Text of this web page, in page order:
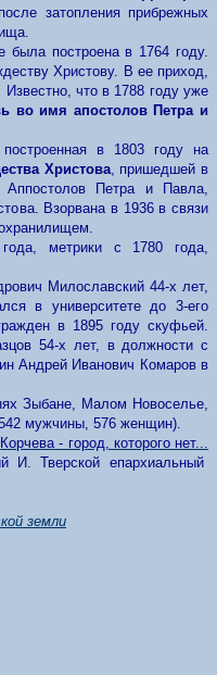
затопления прибрежных
была построена в 1764 году.
Христову. В ее приход,
что в 1788 году уже
во имя апостолов Петра и
построенная в 1803 году на
Христова, пришедшей в
Петра и Павла,
Взорвана в 1936 в связи
метрики с 1780 года,
Милославский 44-х лет,
в университете до 3-его
в 1895 году скуфьей.
54-х лет, в должности с
Андрей Иванович Комаров в
Зыбане, Малом Новоселье,
мужчины, 576 женщин).
Корчева - город, которого нет...
И. Тверской епархиальный
земли